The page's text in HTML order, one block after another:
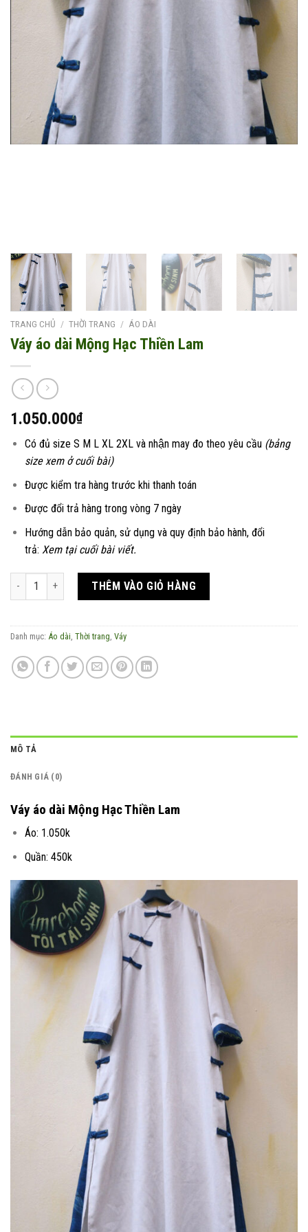
TRANG CHỦ / THỜI TRANG / ÁO DÀI
Váy áo dài Mộng Hạc Thiền Lam
1.050.000₫
Có đủ size S M L XL 2XL và nhận may đo theo yêu cầu (bảng
size xem ở cuối bài)
Được kiểm tra hàng trước khi thanh toán
Được đổi trả hàng trong vòng 7 ngày
Hướng dẫn bảo quản, sử dụng và quy định bảo hành, đổi
trả: Xem tại cuối bài viết.
Váy áo dài Mộng Hạc Thiền Lam số lượng
THÊM VÀO GIỎ HÀNG
Danh mục: Áo dài Thời trang Váy
MÔ TẢ
ĐÁNH GIÁ (0)
Váy áo dài Mộng Hạc Thiền Lam
Áo: 1.050k
Quần: 450k